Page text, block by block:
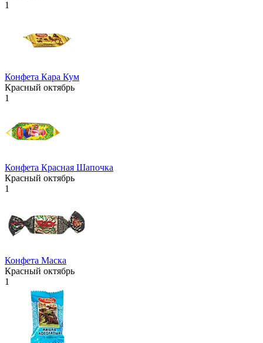
1
Конфета Кара Кум
Красный октябрь
1
Конфета Красная Шапочка
Красный октябрь
1
Конфета Маска
Красный октябрь
1